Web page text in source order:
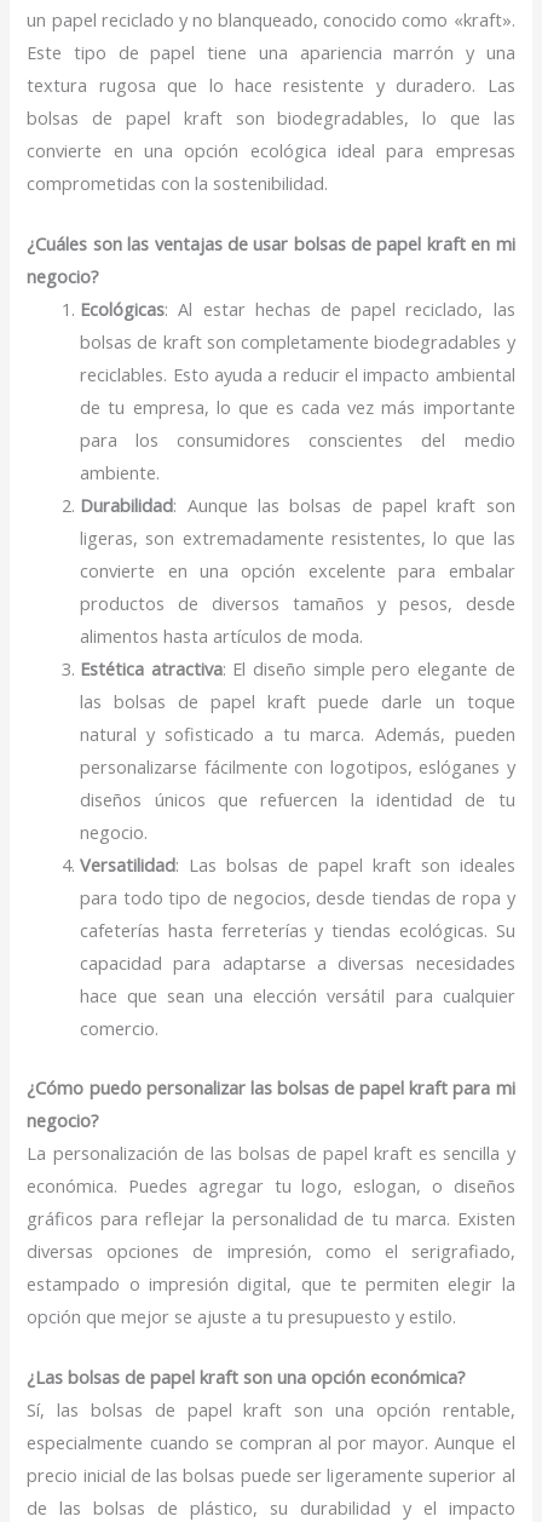
un papel reciclado y no blanqueado, conocido como «kraft».
Este tipo de papel tiene una apariencia marrón y una
textura rugosa que lo hace resistente y duradero. Las
bolsas de papel kraft son biodegradables, lo que las
convierte en una opción ecológica ideal para empresas
comprometidas con la sostenibilidad.
¿Cuáles son las ventajas de usar bolsas de papel kraft en mi
negocio?
Ecológicas: Al estar hechas de papel reciclado, las
bolsas de kraft son completamente biodegradables y
reciclables. Esto ayuda a reducir el impacto ambiental
de tu empresa, lo que es cada vez más importante
para los consumidores conscientes del medio
ambiente.
Durabilidad: Aunque las bolsas de papel kraft son
ligeras, son extremadamente resistentes, lo que las
convierte en una opción excelente para embalar
productos de diversos tamaños y pesos, desde
alimentos hasta artículos de moda.
Estética atractiva: El diseño simple pero elegante de
las bolsas de papel kraft puede darle un toque
natural y sofisticado a tu marca. Además, pueden
personalizarse fácilmente con logotipos, eslóganes y
diseños únicos que refuercen la identidad de tu
negocio.
Versatilidad: Las bolsas de papel kraft son ideales
para todo tipo de negocios, desde tiendas de ropa y
cafeterías hasta ferreterías y tiendas ecológicas. Su
capacidad para adaptarse a diversas necesidades
hace que sean una elección versátil para cualquier
comercio.
¿Cómo puedo personalizar las bolsas de papel kraft para mi
negocio?
La personalización de las bolsas de papel kraft es sencilla y
económica. Puedes agregar tu logo, eslogan, o diseños
gráficos para reflejar la personalidad de tu marca. Existen
diversas opciones de impresión, como el serigrafiado,
estampado o impresión digital, que te permiten elegir la
opción que mejor se ajuste a tu presupuesto y estilo.
¿Las bolsas de papel kraft son una opción económica?
Sí, las bolsas de papel kraft son una opción rentable,
especialmente cuando se compran al por mayor. Aunque el
precio inicial de las bolsas puede ser ligeramente superior al
de las bolsas de plástico, su durabilidad y el impacto